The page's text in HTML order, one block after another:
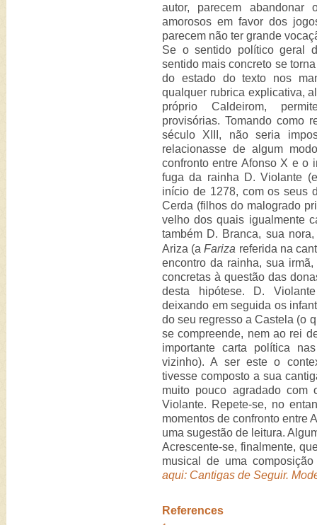
autor, parecem
amorosos em favor dos
parecem não ter grande
Se o sentido político geral
sentido mais concreto se
do estado do texto nos
qualquer rubrica explicativa,
próprio Caldeirom,
provisórias. Tomando como
século XIII, não seria
relacionasse de algum
confronto entre Afonso X e o
fuga da rainha D. Violante
início de 1278, com os seus
Cerda (filhos do malogrado
velho dos quais igualmente
também D. Branca, sua
Ariza (aFariza referida na
encontro da rainha, sua
concretas à questão das
desta hipótese. D.
deixando em seguida os
do seu regresso a Castela (o
se compreende, nem ao rei
importante carta política
vizinho). A ser este o
tivesse composto a sua
muito pouco agradado com
Violante. Repete-se, no
momentos de confronto entre
uma sugestão de leitura.
Acrescente-se, finalmente,
musical de uma
aqui: Cantigas de Seguir.
References